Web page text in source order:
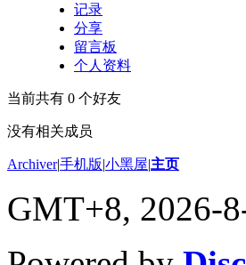
记录
分享
留言板
个人资料
当前共有 0 个好友
没有相关成员
Archiver|手机版|小黑屋|主页
GMT+8, 2026-